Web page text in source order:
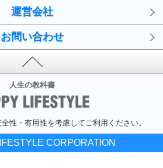
運営会社
お問い合わせ
人生の教科書
性・有用性を考慮してご利用ください。
CORPORATION